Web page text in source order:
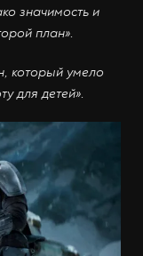
значимость и
план».
который умело
для детей».